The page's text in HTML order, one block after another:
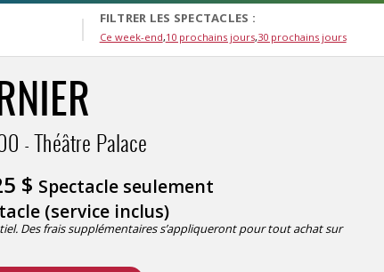
FILTRER LES SPECTACLES :
Ce week-end 10 prochains jours 30 prochains jours
Théâtre Palace
$ Spectacle seulement
(service inclus)
Des frais supplémentaires s’appliqueront pour tout achat sur